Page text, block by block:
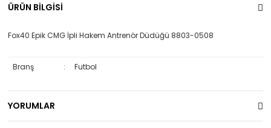
ÜRÜN BİLGİSİ
Fox40 Epik CMG İpli Hakem Antrenör Düdüğü 8803-0508
Branş : Futbol
YORUMLAR